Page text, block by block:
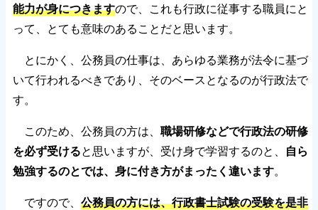
能力が身につきますので、これも行政に従事する職員にと
って、とても意味のあることだと思います。
とにかく、公務員の仕事は、あらゆる業務が法令に基づ
いて行われるべきであり、そのベースとなるのが行政法で
す。
このため、公務員の方は、 職場研修などで行政法の研修
を必ず受けると思いますが、受け身で学習するのと、 自ら
勉強するのとでは、身に付き方がまったく違います。
ですので、 公務員の方には、行政書士試験の受験を是非